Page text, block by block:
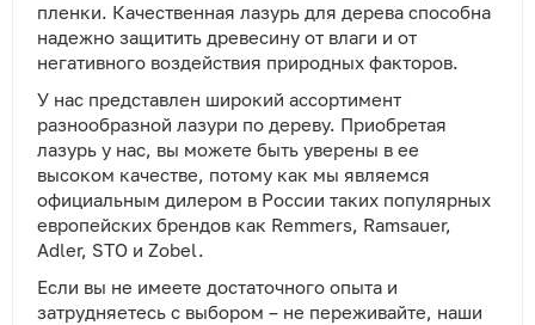
пленки. Качественная лазурь для дерева способна
надежно защитить древесину от влаги и от
негативного воздействия природных факторов.
У нас представлен широкий ассортимент
разнообразной лазури по дереву. Приобретая
лазурь у нас, вы можете быть уверены в ее
высоком качестве, потому как мы являемся
официальным дилером в России таких популярных
европейских брендов как Remmers, Ramsauer,
Adler, STO и Zobel.
Если вы не имеете достаточного опыта и
затрудняетесь с выбором – не переживайте, наши